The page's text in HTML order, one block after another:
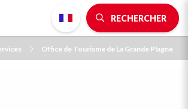
RECHERCHER
Office de Tourisme de La Grande Plagne